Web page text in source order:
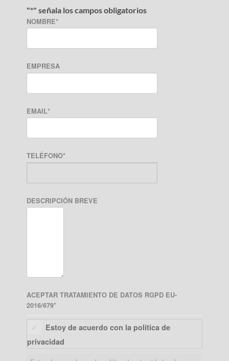
"*" señala los campos obligatorios
NOMBRE*
EMPRESA
EMAIL*
TELÉFONO*
DESCRIPCIÓN BREVE
ACEPTAR TRATAMIENTO DE DATOS RGPD EU-
2016/679*
Estoy de acuerdo con la política de
privacidad